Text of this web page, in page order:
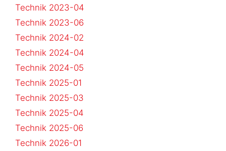
Technik 2023-04
Technik 2023-06
Technik 2024-02
Technik 2024-04
Technik 2024-05
Technik 2025-01
Technik 2025-03
Technik 2025-04
Technik 2025-06
Technik 2026-01